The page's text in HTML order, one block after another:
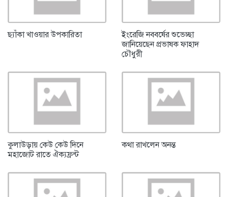
ছ্যাঁকা খাওয়ার উপকারিতা
ইংরেজি নববর্ষের শুভেচ্ছা
জানিয়েছেন প্রভাষক ফাহাদ
চৌধুরী
কুলাউড়ায় কেউ কেউ দিনে
মহাজোট রাতে ঐক্যফ্রন্ট
কথা রাখলেন অনন্ত